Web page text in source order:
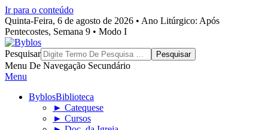
Ir para o conteúdo
Quinta-Feira, 6 de agosto de 2026 • Ano Litúrgico: Após
Pentecostes, Semana 9 • Modo I
Byblos
Pesquisar
Menu De Navegação Secundário
Menu
ByblosBiblioteca
► Catequese
► Cursos